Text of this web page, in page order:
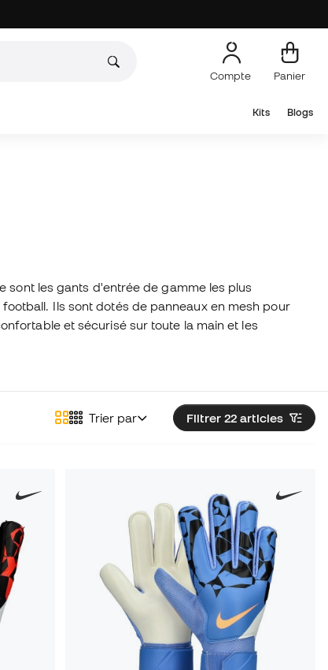
Compte Panier
Kits Blogs
sont les gants d'entrée de gamme les plus
Ils sont dotés de panneaux en mesh pour
et sécurisé sur toute la main et les
Filtrer 22 articles
Trier par